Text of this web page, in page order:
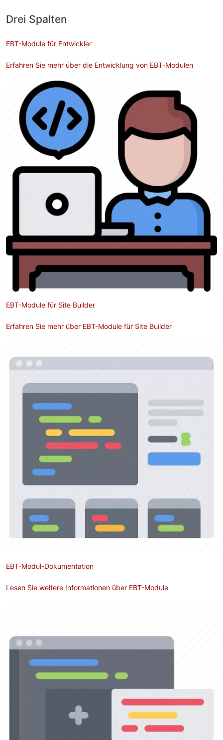
Drei Spalten
EBT-Module für Entwickler
Erfahren Sie mehr über die Entwicklung von EBT-Modulen
EBT-Module für Site Builder
Erfahren Sie mehr über EBT-Module für Site Builder
EBT-Modul-Dokumentation
Lesen Sie weitere Informationen über EBT-Module